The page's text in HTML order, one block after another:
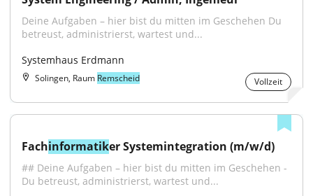
Deine Aufgaben – hier bist du mitten im Geschehen Du
betreust, administrierst, wartest und...
Systemhaus Erdmann
Solingen, Raum Remscheid Vollzeit
Fachinformatiker Systemintegration (m/w/d)
## Deine Aufgaben – hier bist du mitten im Geschehen -
Du betreust, administrierst, wartest und...